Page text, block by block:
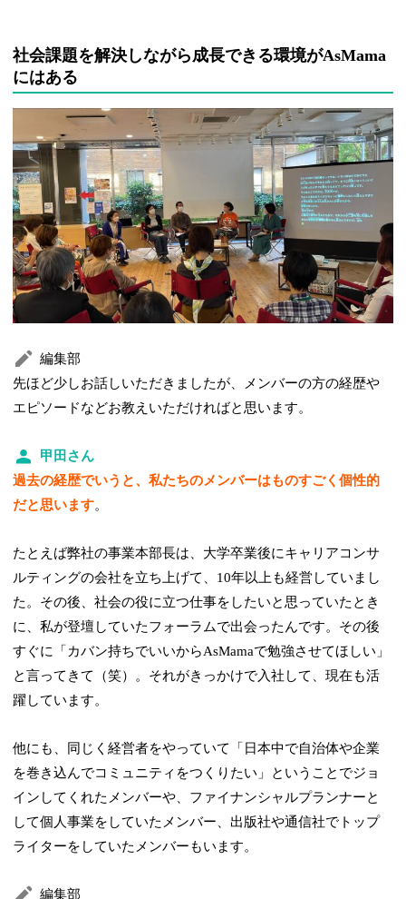
社会課題を解決しながら成長できる環境がAsMama
にはある
編集部
先ほど少しお話しいただきましたが、メンバーの方の経歴や
エピソードなどお教えいただければと思います。
甲田さん
過去の経歴でいうと、私たちのメンバーはものすごく個性的
だと思います。
たとえば弊社の事業本部長は、大学卒業後にキャリアコンサ
ルティングの会社を立ち上げて、10年以上も経営していまし
た。その後、社会の役に立つ仕事をしたいと思っていたとき
に、私が登壇していたフォーラムで出会ったんです。その後
すぐに「カバン持ちでいいからAsMamaで勉強させてほしい」
と言ってきて（笑）。それがきっかけで入社して、現在も活
躍しています。
他にも、同じく経営者をやっていて「日本中で自治体や企業
を巻き込んでコミュニティをつくりたい」ということでジョ
インしてくれたメンバーや、ファイナンシャルプランナーと
して個人事業をしていたメンバー、出版社や通信社でトップ
ライターをしていたメンバーもいます。
編集部